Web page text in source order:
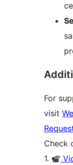
For
visit
Check
1.